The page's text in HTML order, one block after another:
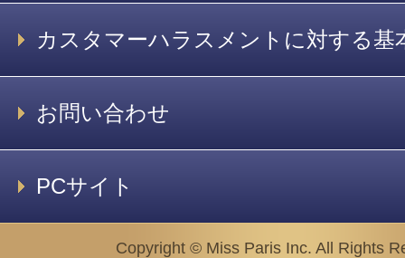
カスタマーハラスメントに対する基
お問い合わせ
PCサイト
Copyright © Miss Paris Inc. All Rights